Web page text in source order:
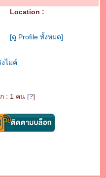
Location :
[ดู Profile ทั้งหมด]
ไมค์
: 1 คน [?]